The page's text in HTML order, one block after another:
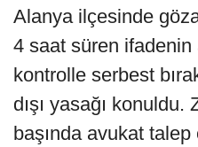
Alanya ilçesinde
4 saat süren ifadenin
kontrolle serbest
dışı yasağı
başında avukat